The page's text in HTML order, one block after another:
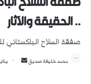
.. الحقيقة والآثار
صفقة السلاح الباكستاني
محمد خليفة صديق يناير